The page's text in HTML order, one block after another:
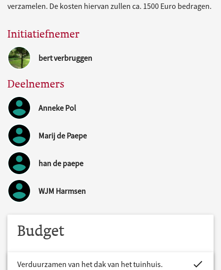
verzamelen. De kosten hiervan zullen ca. 1500 Euro bedragen.
Initiatiefnemer
bert verbruggen
Deelnemers
Anneke Pol
Marij de Paepe
han de paepe
WJM Harmsen
Budget
Verduurzamen van het dak van het tuinhuis.